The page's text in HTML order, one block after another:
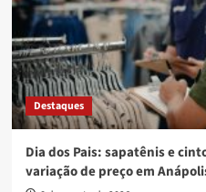
Destaques
Dia dos Pais: sapatênis e
variação de preço em